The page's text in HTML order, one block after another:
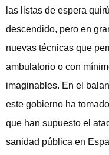
las listas de espera
descendido, pero en
nuevas técnicas que
ambulatorio o con
imaginables. En el
este gobierno ha
que han supuesto el
sanidad pública en